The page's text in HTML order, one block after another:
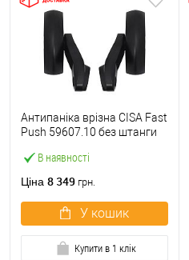
В наявності
Антипаніка врізна CISA Fast
Push 59607.10 без штанги
Ціна 8 349 грн.
У кошик
Купити в 1 клік